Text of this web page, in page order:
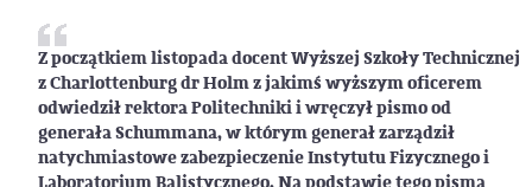
Z początkiem listopada docent Wyższej Szkoły Technicznej
z Charlottenburg dr Holm z jakimś wyższym oficerem
odwiedził rektora Politechniki i wręczył pismo od
generała Schummana, w którym generał zarządził
natychmiastowe zabezpieczenie Instytutu Fizycznego i